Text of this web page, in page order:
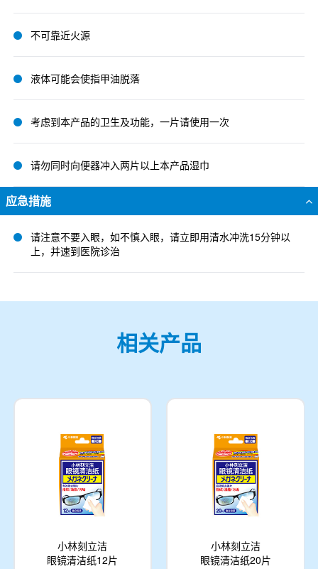
不可靠近火源
液体可能会使指甲油脱落
考虑到本产品的卫生及功能，一片请使用一次
请勿同时向便器冲入两片以上本产品湿巾
应急措施
请注意不要入眼，如不慎入眼，请立即用清水冲洗15分钟以
上，并速到医院诊治
相关产品
小林刻立洁
眼镜清洁纸12片
小林刻立洁
眼镜清洁纸20片